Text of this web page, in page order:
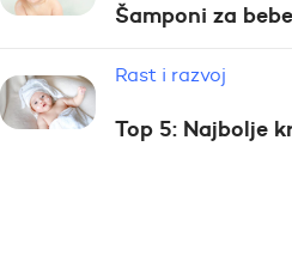
Šamponi za
Rast i razvoj
Top 5: Najbolje